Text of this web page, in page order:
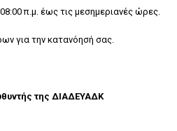
π.μ. έως τις μεσημεριανές ώρες.
για την κατανόησή σας.
της ΔΙΑΔΕΥΑΔΚ